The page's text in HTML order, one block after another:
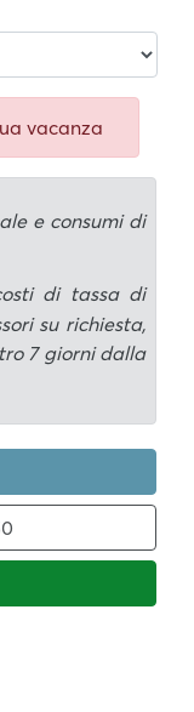
vacanza
e consumi di
di tassa di
su richiesta,
7 giorni dalla